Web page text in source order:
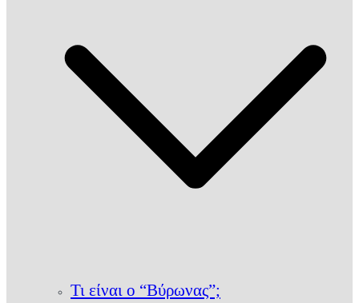
Τι είναι ο “Βύρωνας”;